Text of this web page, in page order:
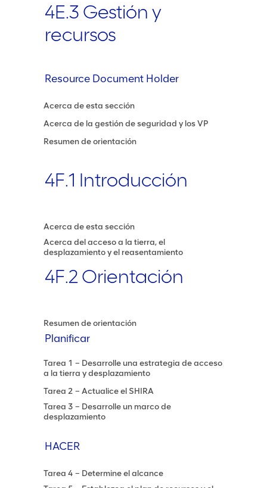
4E.3 Gestión y
recursos
Resource Document Holder
Acerca de esta sección
Acerca de la gestión de seguridad y los VP
Resumen de orientación
4F.1 Introducción
Acerca de esta sección
Acerca del acceso a la tierra, el
desplazamiento y el reasentamiento
4F.2 Orientación
Resumen de orientación
Planificar
Tarea 1 – Desarrolle una estrategia de acceso
a la tierra y desplazamiento
Tarea 2 – Actualice el SHIRA
Tarea 3 – Desarrolle un marco de
desplazamiento
HACER
Tarea 4 – Determine el alcance